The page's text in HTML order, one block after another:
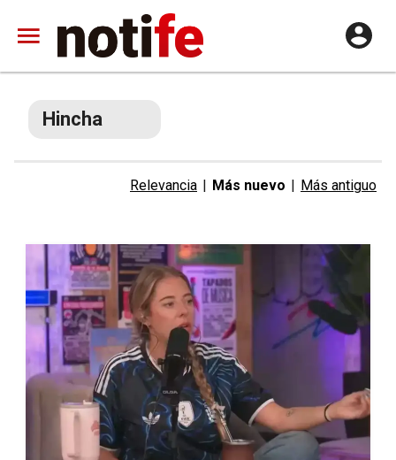
Hincha
Relevancia | Más nuevo | Más antiguo